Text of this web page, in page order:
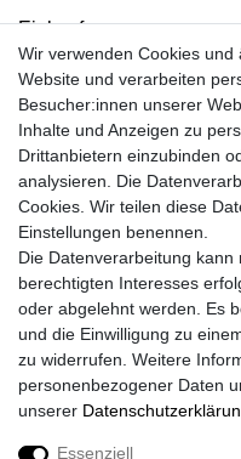
Einkaufen
Kontakt
Unsere Öffnungszeiten
Facebook
Instagram
Mein Konto
Registrieren
Login
Unsere Shop´s
Fliesenmarkt Ochtrup
Fliesenmarkt Borken
Fliesenmarkt Bocholt
Wir verwenden Cookies
Website und verarbeiten
Besucher:innen unserer
Inhalte und Anzeigen zu
Drittanbietern einzubinden
analysieren. Die
Cookies. Wir teilen diese
Einstellungen benennen.
Die Datenverarbeitung
berechtigten Interesses
oder abgelehnt werden. Es
und die Einwilligung zu
zu widerrufen. Weitere
personenbezogener Daten
unserer
Essenziell